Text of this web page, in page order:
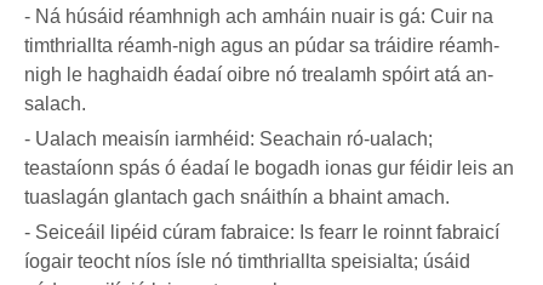
- Ná húsáid réamhnigh ach amháin nuair is gá: Cuir na
timthriallta réamh-nigh agus an púdar sa tráidire réamh-
nigh le haghaidh éadaí oibre nó trealamh spóirt atá an-
salach.
- Ualach meaisín iarmhéid: Seachain ró-ualach;
teastaíonn spás ó éadaí le bogadh ionas gur féidir leis an
tuaslagán glantach gach snáithín a bhaint amach.
- Seiceáil lipéid cúram fabraice: Is fearr le roinnt fabraicí
íogair teocht níos ísle nó timthriallta speisialta; úsáid